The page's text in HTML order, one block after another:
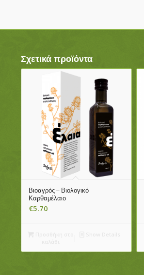
Σχετικά προϊόντα
Βιοαγρός – Βιολογικό
Καρθαμέλαιο
€5.70